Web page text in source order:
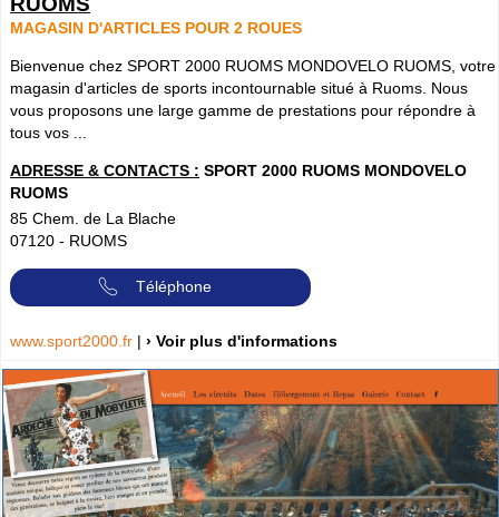
MAGASIN D'ARTICLES POUR 2 ROUES
Bienvenue chez SPORT 2000 RUOMS MONDOVELO RUOMS, votre
magasin d'articles de sports incontournable situé à Ruoms. Nous
vous proposons une large gamme de prestations pour répondre à
tous vos ...
ADRESSE & CONTACTS : SPORT 2000 RUOMS MONDOVELO
RUOMS
85 Chem. de La Blache
07120 - RUOMS
Téléphone
www.sport2000.fr | › Voir plus d'informations